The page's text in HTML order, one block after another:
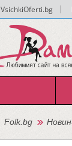
VsichkiOferti.bg
Folk.bg